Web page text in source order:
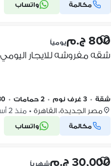
مكالمة واتساب
800 ج.م يومياً
شقه مفروشه للايجار
شقة • 3 غرف نوم • 2 حمامات •
مصر الجديدة، القاهرة • منذ 2 أسابيع
مكالمة واتساب
30,000 ج.م شهرياً